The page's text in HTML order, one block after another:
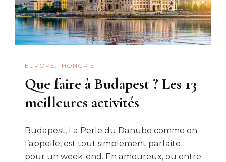
EUROPE HONGRIE
Que faire à Budapest ? Les 13
meilleures activités
Budapest, La Perle du Danube comme on
l’appelle, est tout simplement parfaite
pour un week-end. En amoureux, ou entre